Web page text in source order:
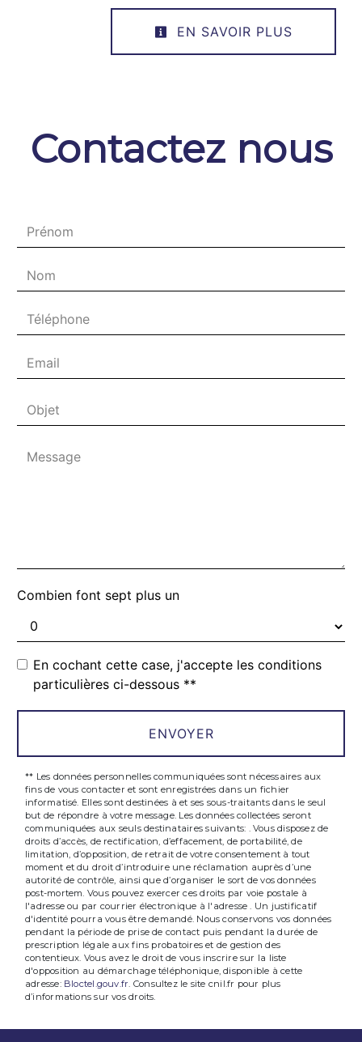
EN SAVOIR PLUS
Contactez nous
Combien font sept plus un
En cochant cette case, j'accepte les conditions
particulières ci-dessous **
ENVOYER
** Les données personnelles communiquées sont nécessaires aux
fins de vous contacter et sont enregistrées dans un fichier
informatisé. Elles sont destinées à et ses sous-traitants dans le seul
but de répondre à votre message. Les données collectées seront
communiquées aux seuls destinataires suivants: . Vous disposez de
droits d’accès, de rectification, d’effacement, de portabilité, de
limitation, d’opposition, de retrait de votre consentement à tout
moment et du droit d’introduire une réclamation auprès d’une
autorité de contrôle, ainsi que d’organiser le sort de vos données
post-mortem. Vous pouvez exercer ces droits par voie postale à
l'adresse ou par courrier électronique à l'adresse . Un justificatif
d'identité pourra vous être demandé. Nous conservons vos données
pendant la période de prise de contact puis pendant la durée de
prescription légale aux fins probatoires et de gestion des
contentieux. Vous avez le droit de vous inscrire sur la liste
d'opposition au démarchage téléphonique, disponible à cette
adresse: Bloctel.gouv.fr. Consultez le site cnil.fr pour plus
d’informations sur vos droits.